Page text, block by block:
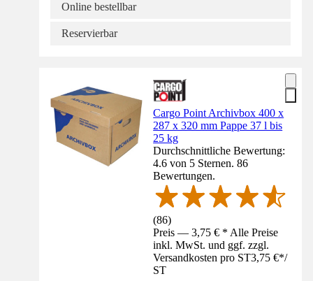
Online bestellbar
Reservierbar
Cargo Point Archivbox 400 x
287 x 320 mm Pappe 37 l bis
25 kg
Durchschnittliche Bewertung:
4.6 von 5 Sternen. 86
Bewertungen.
(86)
Preis — 3,75 € * Alle Preise
inkl. MwSt. und ggf. zzgl.
Versandkosten pro ST3,75 €*/
ST